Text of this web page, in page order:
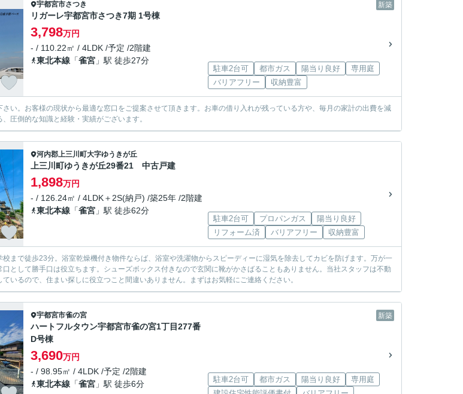
新築
宇都宮市さつき
リガーレ宇都宮市さつき7期 1号棟
3,798万円
- / 110.22㎡ / 4LDK /予定 /2階建
東北本線 「雀宮 」駅 徒歩27分
駐車2台可 都市ガス 陽当り良好
専用庭
バリアフリー
収納豊富
い。お客様の現状から最適な窓口をご提案させて頂きます。お車の借り入れが残っている方や、毎月の家計の出費を減
圧倒的な知識と経験・実績がございます。
河内郡上三川町大字ゆうきが丘
上三川町ゆうきが丘29番21 中古戸建
1,898万円
- / 126.24㎡ / 4LDK＋2S(納戸) /築25年 /2階建
東北本線 「雀宮 」駅 徒歩62分
駐車2台可 プロパンガス
陽当り良好
リフォーム済
バリアフリー 収納豊富
まで徒歩23分。浴室乾燥機付き物件ならば、浴室や洗濯物からスピーディーに湿気を除去してカビを防げます。万が一
口として勝手口は役立ちます。シューズボックス付きなので玄関に靴がかさばることもありません。当社スタッフは不動
いるので、住まい探しに役立つこと間違いありません。まずはお気軽にご連絡ください。
新築
宇都宮市雀の宮
ハートフルタウン宇都宮市雀の宮1丁目277番
D号棟
3,690万円
- / 98.95㎡ / 4LDK /予定 /2階建
東北本線 「雀宮 」駅 徒歩6分 駐車2台可 都市ガス 陽当り良好
専用庭